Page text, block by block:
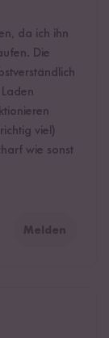
da ich ihn
Die
viel)
wie sonst
Melden